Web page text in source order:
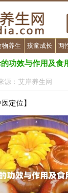
物养生 孩童成长 两
功效与作用及食
源：艾岸养生网
定位】